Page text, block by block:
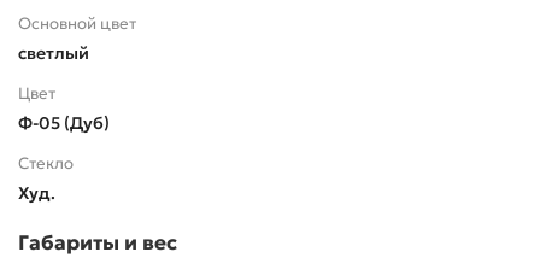
Основной цвет
светлый
Цвет
Ф-05 (Дуб)
Стекло
Худ.
Габариты и вес